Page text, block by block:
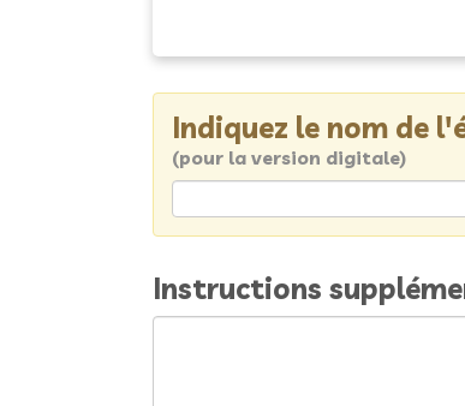
Indiquez le nom de
(pour la version digitale)
Instructions